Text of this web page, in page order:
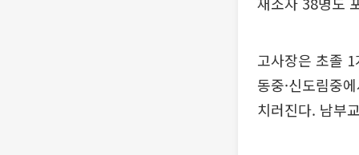
고사장은 초졸
동중·신도림중
치러진다. 남부